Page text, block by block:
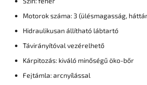
Motorok száma: 3 (ülésmagasság,
Hidraulikusan állítható lábtartó
Távirányítóval vezérelhető
Kárpitozás: kiváló minőségű öko-bőr
Fejtámla: arcnyílással